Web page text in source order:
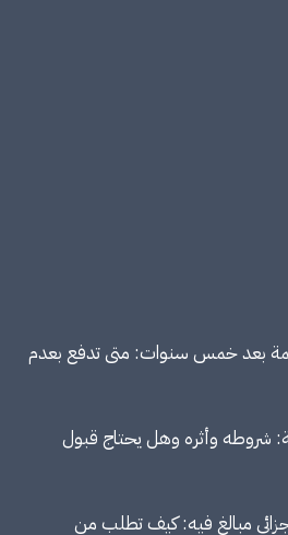
بعد خمس سنوات: متى تدفع بعدم
شروطه وأثره وهل يحتاج قبول
مبالغ فيه: كيف تطلب من